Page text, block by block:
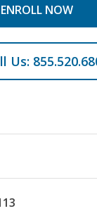
ENROLL NOW
Us: